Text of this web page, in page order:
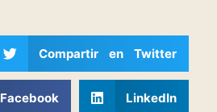
Compartir en Twitter
Facebook LinkedIn